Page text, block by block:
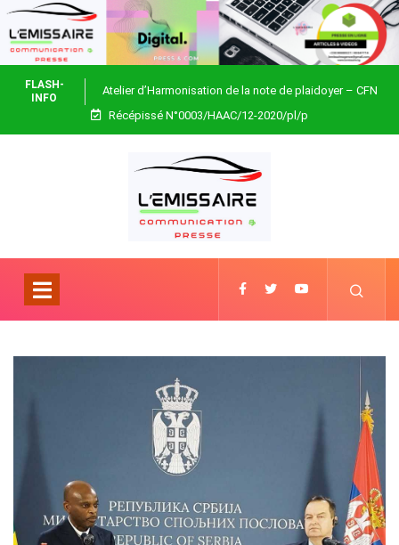
FLASH-
INFO
Atelier d’Harmonisation de la note de plaidoyer – CFN
Togo
Récépissé N°0003/HAAC/12-2020/pl/p